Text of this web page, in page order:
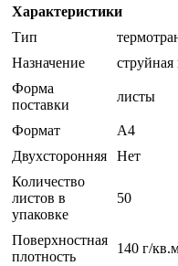
Характеристики
Тип
Назначение
струйная
Форма
поставки
листы
Формат
A4
Двухсторонняя
Нет
Количество
листов в
упаковке
50
Поверхностная
плотность
140 г/